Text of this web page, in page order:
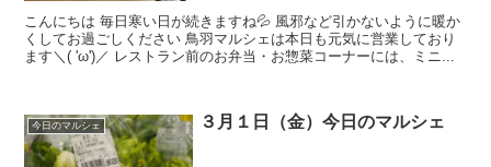
こんにちは 毎日寒い日が続きますね💦 風邪など引かないように暖か
くしてお過ごしください 鳥羽マルシェは本日も元気に営業しており
ます＼( 'ω')／ レストラン前のお弁当・お惣菜コーナーには、ミニ...
今日のマルシェ ３月１日（金）今日のマルシェ